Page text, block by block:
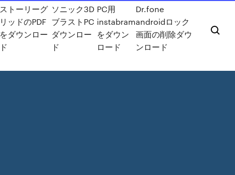
ストーリーグ
リッドのPDF
をダウンロー
ド
ソニック3D
ブラストPC
ダウンロー
ド
PC用
instabram
をダウン
ロード
Dr.fone
androidロック
画面の削除ダウ
ンロード